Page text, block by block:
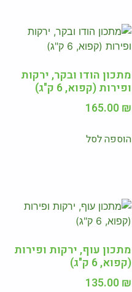
מתכון הודו ובקר, ירקות
ופירות (קפוא, 6 ק"ג)
165.00₪
הוספה לסל
מתכון עוף, ירקות ופירות
(קפוא, 6 ק"ג)
135.00₪